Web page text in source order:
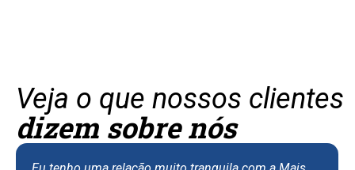
Veja o que nossos clientes
dizem sobre nós